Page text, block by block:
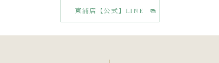
東浦店【公式】LINE